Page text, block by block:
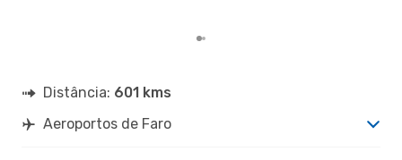
Distância: 601 kms
Aeroportos de Faro